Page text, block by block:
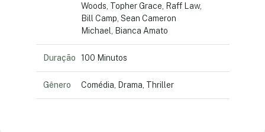
Woods, Topher Grace, Raff Law,
Bill Camp, Sean Cameron
Michael, Bianca Amato
Duração 100 Minutos
Gênero Comédia, Drama, Thriller